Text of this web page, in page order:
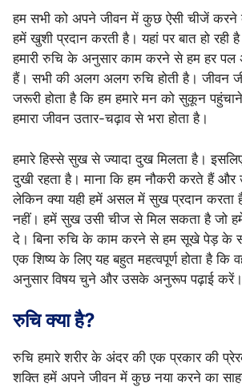
हम सभी को अपने जीवन में कुछ ऐसी चीजें करने
हमें खुशी प्रदान करती है। यहां पर बात हो रही
हमारी रुचि के अनुसार काम करने से हम हर
हैं। सभी की अलग अलग रुचि होती है। जीवन
जरूरी होता है कि हम हमारे मन को सुकून
हमारा जीवन उतार-चढ़ाव से भरा होता है।
हमारे हिस्से सुख से ज्यादा दुख मिलता है।
दुखी रहता है। माना कि हम नौकरी करते हैं
लेकिन क्या यही हमें असल में सुख प्रदान करता
नहीं। हमें सुख उसी चीज से मिल सकता है जो
दे। बिना रुचि के काम करने से हम सूखे पेड़ के
एक शिष्य के लिए यह बहुत महत्वपूर्ण होता है कि
अनुसार विषय चुने और उसके अनुरूप पढ़ाई करें।
रुचि क्या है?
रुचि हमारे शरीर के अंदर की एक प्रकार की
शक्ति हमें अपने जीवन में कुछ नया करने का